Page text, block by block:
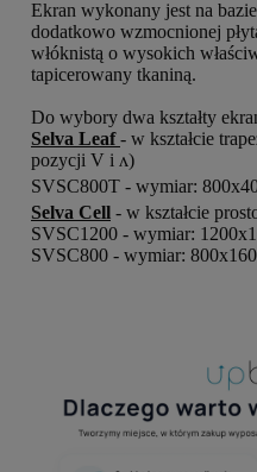
Ekran wykonany jest na
dodatkowo wzmocnionej
włóknistą o wysokich
tapicerowany tkaniną.
Do wybory dwa kształty
Selva Leaf- w kształcie
pozycji V i ᴧ)
SVSC800T - wymiar:
Selva Cell - w kształcie
SVSC1200 - wymiar:
SVSC800 - wymiar: